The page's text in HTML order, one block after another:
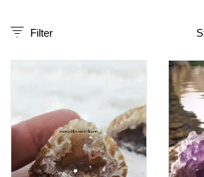
Filter